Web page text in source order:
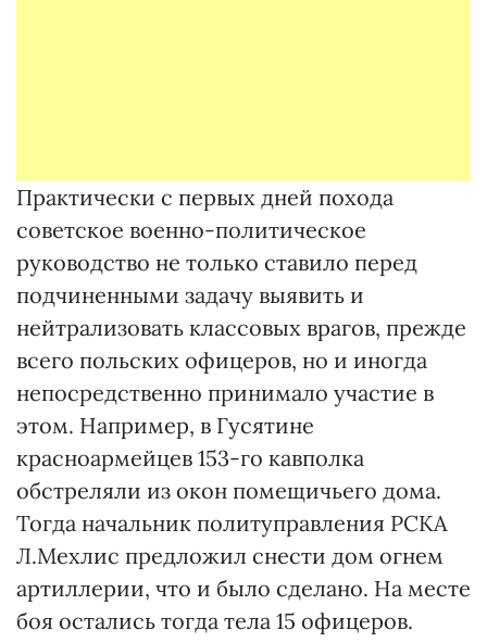
Практически с первых дней похода
советское военно-политическое
руководство не только ставило перед
подчиненными задачу выявить и
нейтрализовать классовых врагов, прежде
всего польских офицеров, но и иногда
непосредственно принимало участие в
этом. Например, в Гусятине
красноармейцев 153-го кавполка
обстреляли из окон помещичьего дома.
Тогда начальник политуправления РСКА
Л.Мехлис предложил снести дом огнем
артиллерии, что и было сделано. На месте
боя остались тогда тела 15 офицеров.